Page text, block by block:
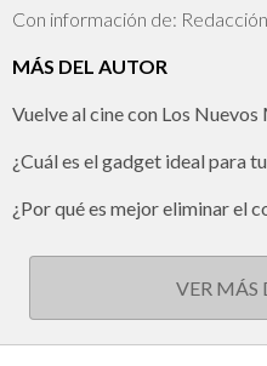
Con información de: Redacción
MÁS DEL AUTOR
Vuelve al cine con Los
¿Cuál es el gadget ideal para
¿Por qué es mejor eliminar el
VER MÁS